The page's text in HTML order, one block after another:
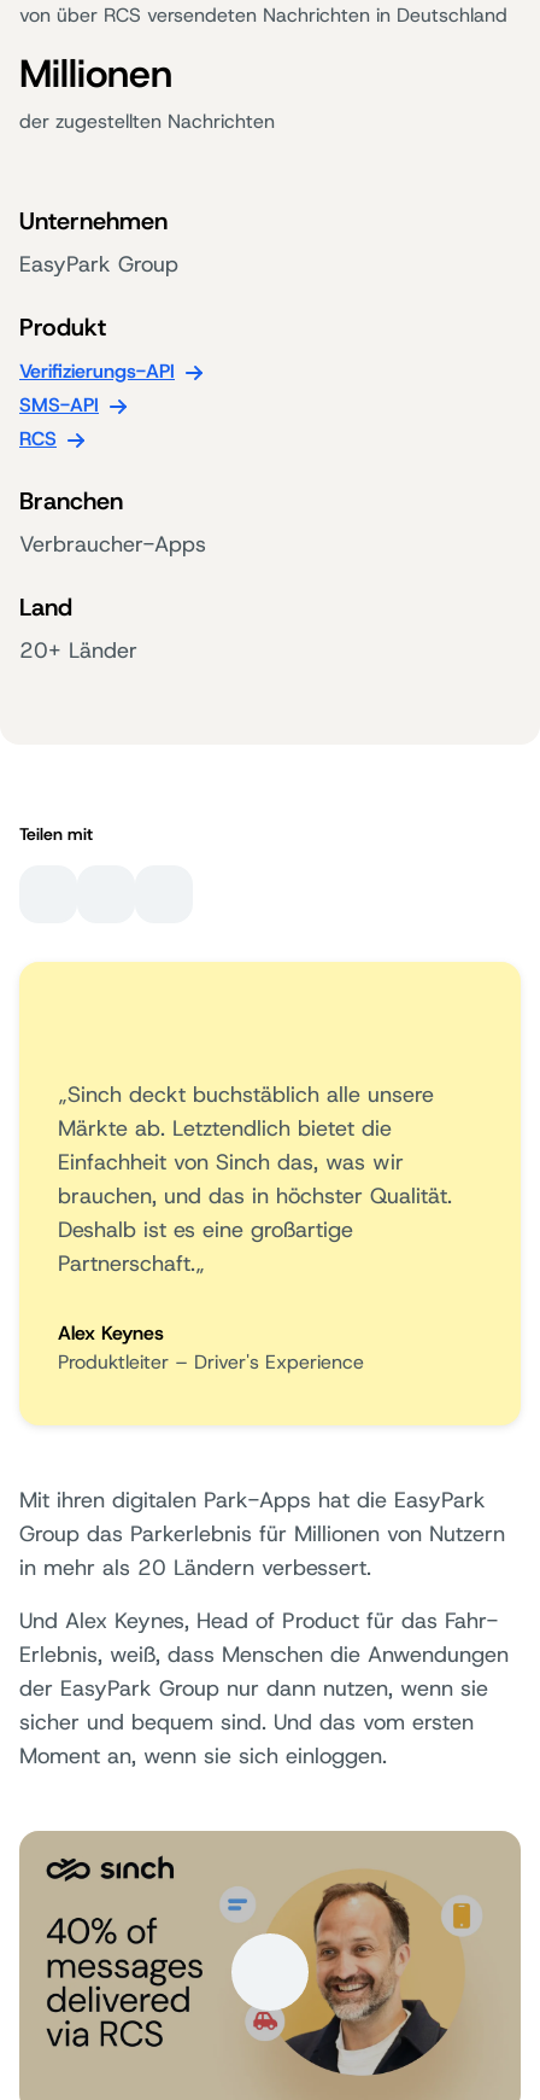
von über RCS versendeten Nachrichten in Deutschland
Millionen
der zugestellten Nachrichten
Unternehmen
EasyPark Group
Produkt
Verifizierungs-API
SMS-API
RCS
Branchen
Verbraucher-Apps
Land
20+ Länder
Teilen mit
„Sinch deckt buchstäblich alle unsere
Märkte ab. Letztendlich bietet die
Einfachheit von Sinch das, was wir
brauchen, und das in höchster Qualität.
Deshalb ist es eine großartige
Partnerschaft.„
Alex Keynes
Produktleiter – Driver's Experience
Mit ihren digitalen Park-Apps hat die EasyPark
Group das Parkerlebnis für Millionen von Nutzern
in mehr als 20 Ländern verbessert.
Und Alex Keynes, Head of Product für das Fahr-
Erlebnis, weiß, dass Menschen die Anwendungen
der EasyPark Group nur dann nutzen, wenn sie
sicher und bequem sind. Und das vom ersten
Moment an, wenn sie sich einloggen.